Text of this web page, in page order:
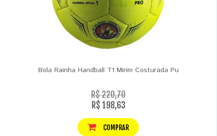
Bola Rainha Handball T1 Mirim Costurada Pu
R$ 220,70
R$ 198,63
COMPRAR